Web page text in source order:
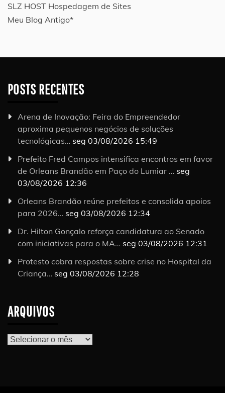
SLZ HOST Hospedagem de Sites
Meu Blog Antigo*
POSTS RECENTES
Arena de Inovação: Feira do Empreendedor
aproxima pequenos negócios de soluções
tecnológicas… seg 03/08/2026 15:49
Prefeito Fred Campos intensifica encontros em favor
de Orleans Brandão em Paço do Lumiar … seg
03/08/2026 12:36
Orleans Brandão reúne prefeitos e consolida apoios
para 2026… seg 03/08/2026 12:34
Dr. Hilton Gonçalo reforça candidatura ao Senado
com iniciativas para o MA… seg 03/08/2026 12:31
Protesto cobra respostas sobre crise no Hospital da
Criança… seg 03/08/2026 12:28
ARQUIVOS
Arquivos